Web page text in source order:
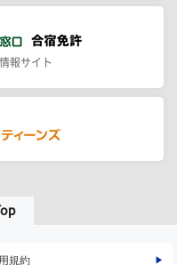
報サイト
規約